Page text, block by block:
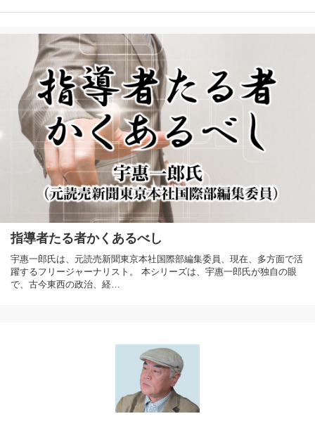
指導者たる者かくあるべし
宇惠一郎氏は、元読売新聞東京本社国際部編集委員、現在、多方面で活
躍するフリージャーナリスト。 本シリーズは、宇惠一郎氏が独自の眼
で、古今東西の政治、経…